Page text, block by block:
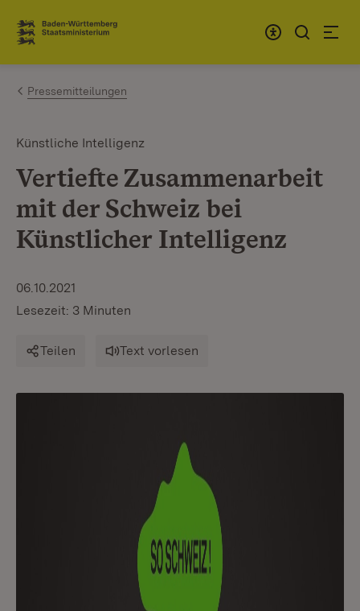
Zum Inhalt springen
Link zur Startseite
Pressemitteilungen
Künstliche Intelligenz
Vertiefte Zusammenarbeit
mit der Schweiz bei
Künstlicher Intelligenz
06.10.2021
Lesezeit: 3 Minuten
Teilen Text vorlesen